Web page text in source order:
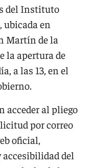
del Instituto
ubicada en
Martín de la
la apertura de
a las 13, en el
acceder al pliego
por correo
oficial,
del